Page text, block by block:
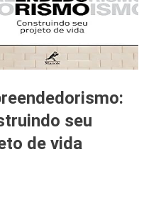
seu
de vida